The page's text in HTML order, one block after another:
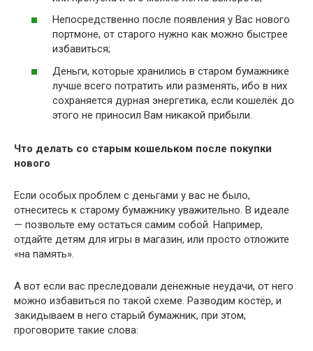
Непосредственно после появления у Вас нового
портмоне, от старого нужно как можно быстрее
избавиться;
Деньги, которые хранились в старом бумажнике
лучше всего потратить или разменять, ибо в них
сохраняется дурная энергетика, если кошелёк до
этого не приносил Вам никакой прибыли.
Что делать со старым кошельком после покупки
нового
Если особых проблем с деньгами у вас не было,
отнеситесь к старому бумажнику уважительно. В идеале
— позвольте ему остаться самим собой. Например,
отдайте детям для игры в магазин, или просто отложите
«на память».
А вот если вас преследовали денежные неудачи, от него
можно избавиться по такой схеме. Разводим костёр, и
закидываем в него старый бумажник, при этом,
проговорите такие слова: